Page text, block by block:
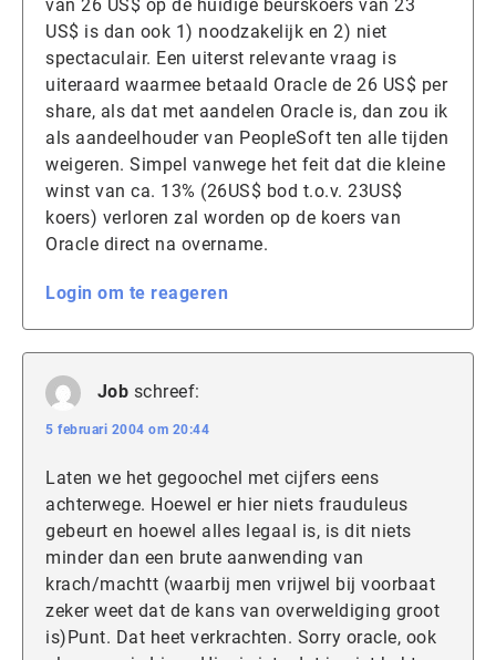
van 26 US$ op de huidige beurskoers van 23
US$ is dan ook 1) noodzakelijk en 2) niet
spectaculair. Een uiterst relevante vraag is
uiteraard waarmee betaald Oracle de 26 US$ per
share, als dat met aandelen Oracle is, dan zou ik
als aandeelhouder van PeopleSoft ten alle tijden
weigeren. Simpel vanwege het feit dat die kleine
winst van ca. 13% (26US$ bod t.o.v. 23US$
koers) verloren zal worden op de koers van
Oracle direct na overname.
Login om te reageren
Job schreef:
5 februari 2004 om 20:44
Laten we het gegoochel met cijfers eens
achterwege. Hoewel er hier niets frauduleus
gebeurt en hoewel alles legaal is, is dit niets
minder dan een brute aanwending van
krach/machtt (waarbij men vrijwel bij voorbaat
zeker weet dat de kans van overweldiging groot
is)Punt. Dat heet verkrachten. Sorry oracle, ook